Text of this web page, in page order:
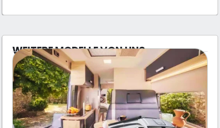
WEITERE MODELLE VON UNS